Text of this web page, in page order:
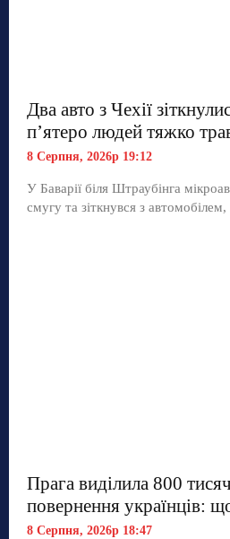
Два авто з Чехії
п’ятеро людей тяжко
8 Серпня, 2026р 19:12
У Баварії біля Штраубінга
смугу та зіткнувся з
Прага виділила 800
повернення українців:
8 Серпня, 2026р 18:47